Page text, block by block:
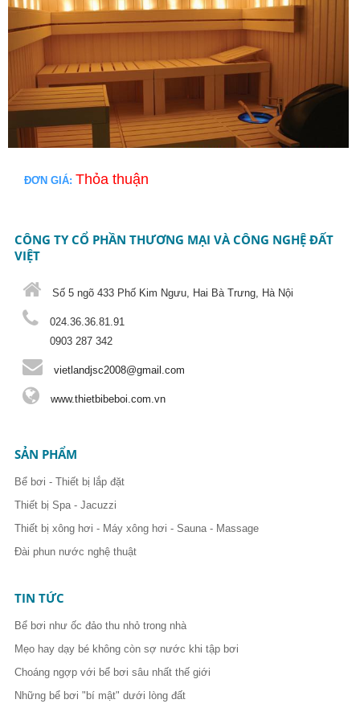
ĐƠN GIÁ: Thỏa thuận
CÔNG TY CỔ PHẦN THƯƠNG MẠI VÀ CÔNG NGHỆ ĐẤT
VIỆT
Số 5 ngõ 433 Phố Kim Ngưu, Hai Bà Trưng, Hà Nội
024.36.36.81.91
0903 287 342
vietlandjsc2008@gmail.com
www.thietbibeboi.com.vn
SẢN PHẨM
Bể bơi - Thiết bị lắp đặt
Thiết bị Spa - Jacuzzi
Thiết bị xông hơi - Máy xông hơi - Sauna - Massage
Đài phun nước nghệ thuật
TIN TỨC
Bể bơi như ốc đảo thu nhỏ trong nhà
Mẹo hay dạy bé không còn sợ nước khi tập bơi
Choáng ngợp với bể bơi sâu nhất thế giới
Những bể bơi "bí mật" dưới lòng đất